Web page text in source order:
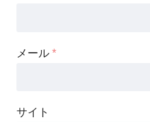
メール *
サイト